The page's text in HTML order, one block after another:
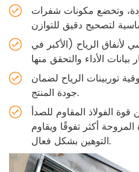
وتخضع مكونات شفرات
لأنفاق الرياح (الأكبر في
توربينات الرياح لضمان
جودة المنتج.
الفولاذ المقاوم للصدأ
المروحة أكثر تفوقًا ويقاوم
التوهين بشكل فعال.